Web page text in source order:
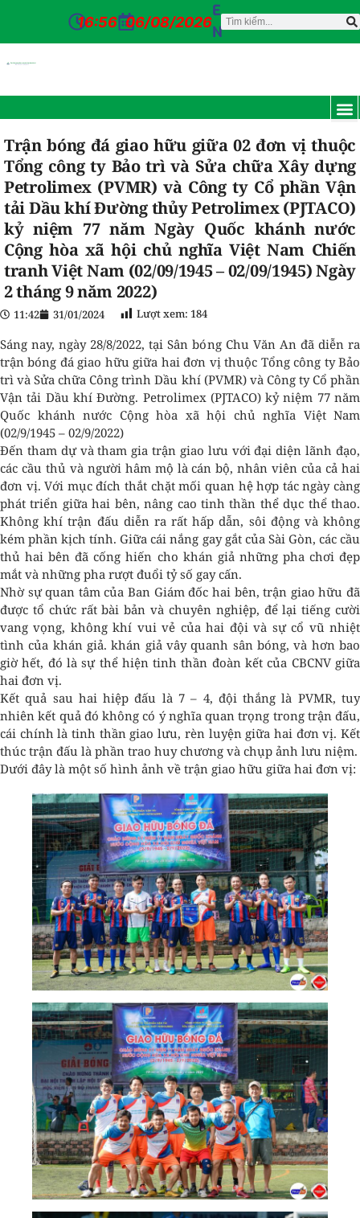
16:56 06/08/2026
E
N
Trận bóng đá giao hữu giữa 02 đơn vị thuộc
Tổng công ty Bảo trì và Sửa chữa Xây dựng
Petrolimex (PVMR) và Công ty Cổ phần Vận
tải Dầu khí Đường thủy Petrolimex (PJTACO)
kỷ niệm 77 năm Ngày Quốc khánh nước
Cộng hòa xã hội chủ nghĩa Việt Nam Chiến
tranh Việt Nam (02/09/1945 – 02/09/1945) Ngày
2 tháng 9 năm 2022)
11:42 31/01/2024 Lượt xem: 184
Sáng nay, ngày 28/8/2022, tại Sân bóng Chu Văn An đã diễn ra
trận bóng đá giao hữu giữa hai đơn vị thuộc Tổng công ty Bảo
trì và Sửa chữa Công trình Dầu khí (PVMR) và Công ty Cổ phần
Vận tải Dầu khí Đường. Petrolimex (PJTACO) kỷ niệm 77 năm
Quốc khánh nước Cộng hòa xã hội chủ nghĩa Việt Nam
(02/9/1945 – 02/9/2022)
Đến tham dự và tham gia trận giao lưu với đại diện lãnh đạo,
các cầu thủ và người hâm mộ là cán bộ, nhân viên của cả hai
đơn vị. Với mục đích thắt chặt mối quan hệ hợp tác ngày càng
phát triển giữa hai bên, nâng cao tinh thần thể dục thể thao.
Không khí trận đấu diễn ra rất hấp dẫn, sôi động và không
kém phần kịch tính. Giữa cái nắng gay gắt của Sài Gòn, các cầu
thủ hai bên đã cống hiến cho khán giả những pha chơi đẹp
mắt và những pha rượt đuổi tỷ số gay cấn.
Nhờ sự quan tâm của Ban Giám đốc hai bên, trận giao hữu đã
được tổ chức rất bài bản và chuyên nghiệp, để lại tiếng cười
vang vọng, không khí vui vẻ của hai đội và sự cổ vũ nhiệt
tình của khán giả. khán giả vây quanh sân bóng, và hơn bao
giờ hết, đó là sự thể hiện tinh thần đoàn kết của CBCNV giữa
hai đơn vị.
Kết quả sau hai hiệp đấu là 7 – 4, đội thắng là PVMR, tuy
nhiên kết quả đó không có ý nghĩa quan trọng trong trận đấu,
cái chính là tinh thần giao lưu, rèn luyện giữa hai đơn vị. Kết
thúc trận đấu là phần trao huy chương và chụp ảnh lưu niệm.
Dưới đây là một số hình ảnh về trận giao hữu giữa hai đơn vị: